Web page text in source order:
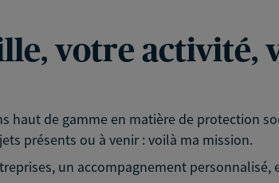
votre activité,
haut de gamme en matière de protection
présents ou à venir : voilà ma mission.
un accompagnement personnalisé,